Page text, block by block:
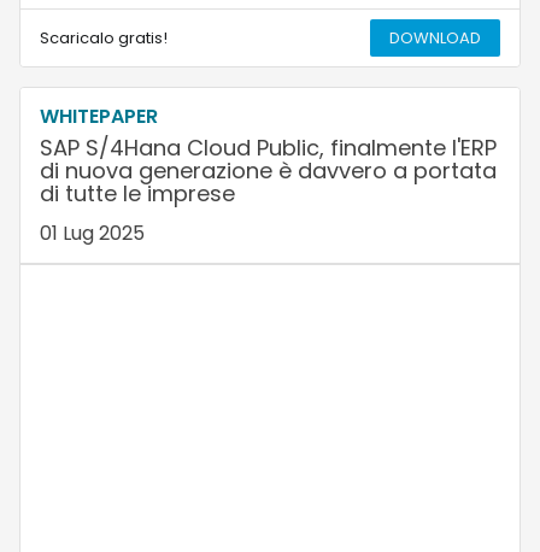
Scaricalo gratis! DOWNLOAD
WHITEPAPER
SAP S/4Hana Cloud Public, finalmente l'ERP
di nuova generazione è davvero a portata
di tutte le imprese
01 Lug 2025